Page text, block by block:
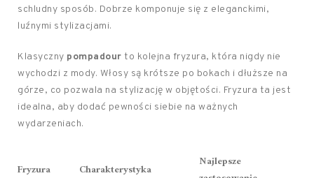
schludny sposób. Dobrze komponuje się z eleganckimi,
luźnymi stylizacjami.
Klasyczny pompadour to kolejna fryzura, która nigdy nie
wychodzi z mody. Włosy są krótsze po bokach i dłuższe na
górze, co pozwala na stylizację w objętości. Fryzura ta jest
idealna, aby dodać pewności siebie na ważnych
wydarzeniach.
Fryzura Charakterystyka
Najlepsze